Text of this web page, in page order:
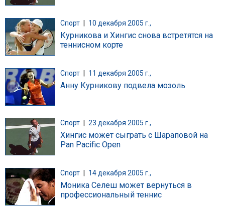
Спорт 10 декабря 2005 г.,
Курникова и Хингис снова встретятся на
теннисном корте
Спорт 11 декабря 2005 г.,
Анну Курникову подвела мозоль
Спорт 23 декабря 2005 г.,
Хингис может сыграть с Шараповой на
Pan Pacific Open
Спорт 14 декабря 2005 г.,
Моника Селеш может вернуться в
профессиональный теннис